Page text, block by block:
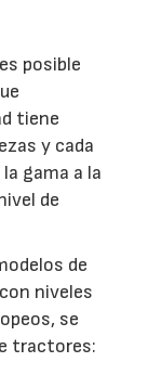
posible
tiene
y cada
gama a la
de
de
niveles
se
tractores: